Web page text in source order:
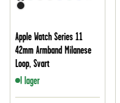
Apple Watch Series 11
42mm Armband Milanese
Loop, Svart
I lager